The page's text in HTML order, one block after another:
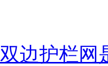
双边护栏网